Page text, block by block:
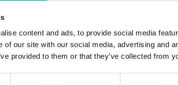
content and ads, to provide social media
of our site with our social media, advertising and
provided to them or that they’ve collected from